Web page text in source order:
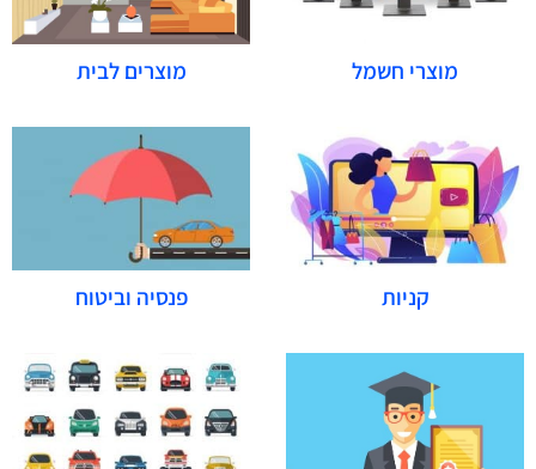
מוצרי חשמל מוצרים לבית
קניות פנסיה וביטוח